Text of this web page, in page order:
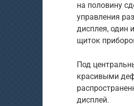
на половину
управления
дисплея, один
щиток
Под
красивыми
дисплей.